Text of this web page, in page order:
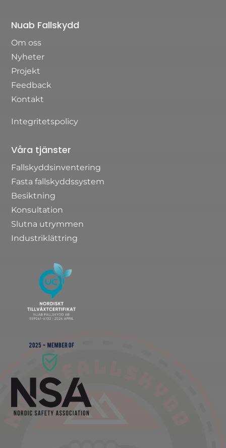
Nuab Fallskydd
Om oss
Nyheter
Projekt
Feedback
Kontakt
Integritetspolicy
Våra tjänster
Fallskyddsinventering
Fasta fallskyddssystem
Besiktning
Konsultation
Slutna utrymmen
Industriklättring